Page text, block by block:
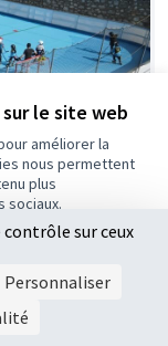
le site web
améliorer la
nous permettent
plus
sociaux.
contrôle sur ceux
Personnaliser